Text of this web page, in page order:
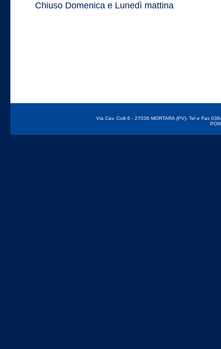
Chiuso Domenica e Lunedì mattina
Via Cav. Colli 6 - 27036 MORTARA (PV)- Tel e Fax